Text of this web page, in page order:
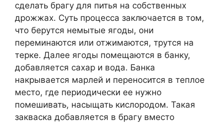
сделать брагу для питья на собственных
дрожжах. Суть процесса заключается в том,
что берутся немытые ягоды, они
переминаются или отжимаются, трутся на
терке. Далее ягоды помещаются в банку,
добавляется сахар и вода. Банка
накрывается марлей и переносится в теплое
место, где периодически ее нужно
помешивать, насыщать кислородом. Такая
закваска добавляется в брагу вместо